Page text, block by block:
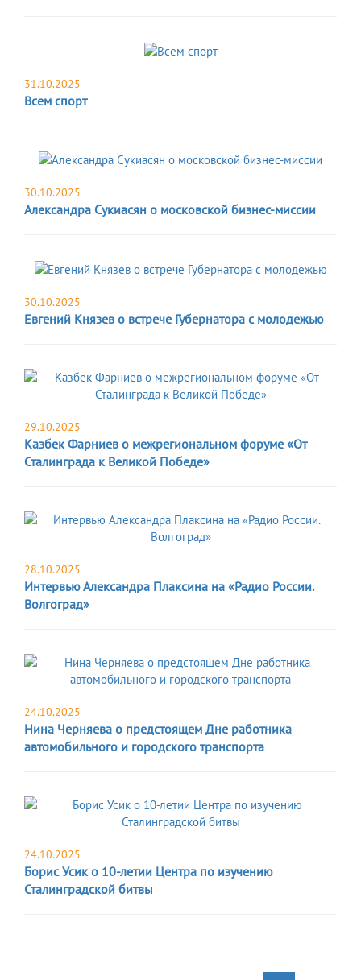
31.10.2025
Всем спорт
30.10.2025
Александра Сукиасян о московской бизнес-миссии
30.10.2025
Евгений Князев о встрече Губернатора с молодежью
29.10.2025
Казбек Фарниев о межрегиональном форуме «От
Сталинграда к Великой Победе»
28.10.2025
Интервью Александра Плаксина на «Радио России.
Волгоград»
24.10.2025
Нина Черняева о предстоящем Дне работника
автомобильного и городского транспорта
24.10.2025
Борис Усик о 10-летии Центра по изучению
Сталинградской битвы